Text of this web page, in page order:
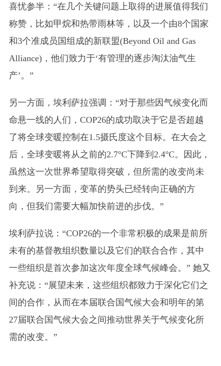
喜忧参半：“在几个关键问题上取得的进展值得我们
称赞，比如甲烷和热带雨林等，以及一个由8个国家
和3个准成员国组成的新联盟(Beyond Oil and Gas
Alliance)，他们致力于‘有管理的逐步淘汰油气生
产’。”
另一方面，埃利萨拉强调：“对于那些因气候变化而
命悬一线的人们，COP26的成功取决于它是否超越
了将全球变暖控制在1.5摄氏度这个目标。在大会之
后，全球变暖将从之前的2.7°C下降到2.4°C。因此，
虽然这一次世界希望取得突破，但所需的改变尚未
到来。另一方面，变革的势头已经转向正确的方
向，但我们需要大幅加快前进的步伐。”
埃利萨拉说：“COP26的一个非常积极的成果是前所
未有的基督教组织数量以及它们的联合合作，其中
一些组织是首次参加这次年度全球气候峰会。” 她又
补充说：“展望未来，这些组织都致力于深化它们之
间的合作，从而在本届联合国气候大会和明年的第
27届联合国气候大会之间推动世界关于气候变化所
需的改变。”